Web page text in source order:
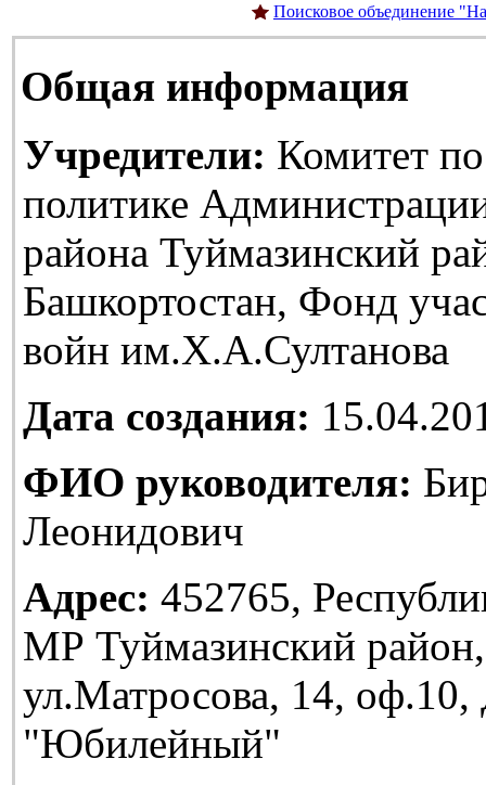
Поисковое объединение
Общая информация
Учредители: Комитет
политике
района Туймазинский
Башкортостан, Фонд
войн им.Х.А.Султанова
Дата создания:
ФИО руководителя:
Леонидович
Адрес: 452765,
МР Туймазинский
ул.Матросова, 14,
"Юбилейный"